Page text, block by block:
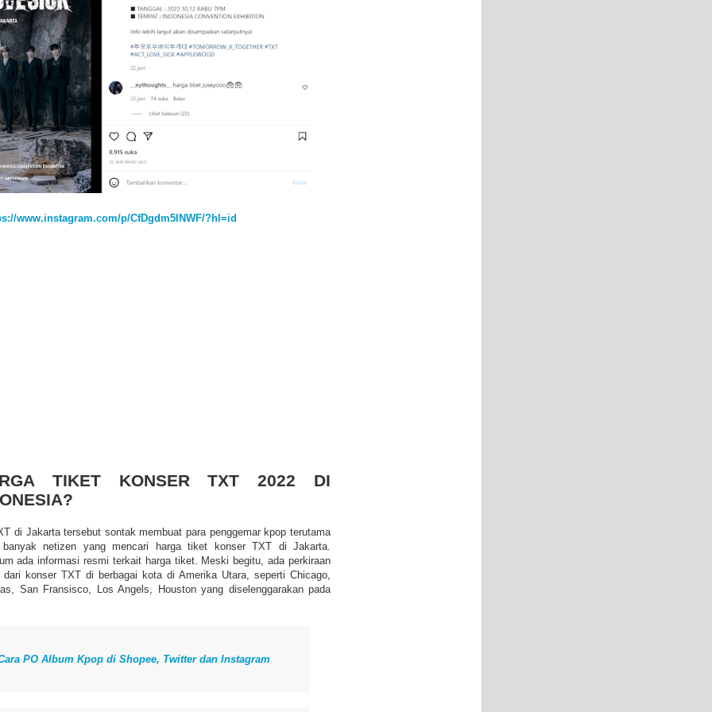
www.instagram.com/p/CfDgdm5INWF/?hl=id
TIKET KONSER TXT 2022 DI
di Jakarta tersebut sontak membuat para penggemar kpop terutama
netizen yang mencari harga tiket konser TXT di Jakarta.
ada informasi resmi terkait harga tiket. Meski begitu, ada perkiraan
konser TXT di berbagai kota di Amerika Utara, seperti Chicago,
San Fransisco, Los Angels, Houston yang diselenggarakan pada
PO Album Kpop di Shopee, Twitter dan Instagram